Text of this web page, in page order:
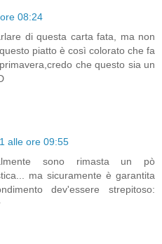
08:24
di questa carta fata, ma non
piatto è così colorato che fa
che questo sia un
alle ore 09:55
sono rimasta un pò
ma sicuramente è garantita
dev'essere strepitoso: